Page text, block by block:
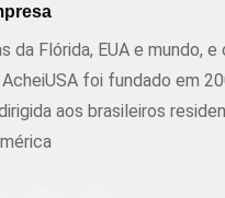
da Flórida, EUA e mundo,
foi fundado em
aos brasileiros